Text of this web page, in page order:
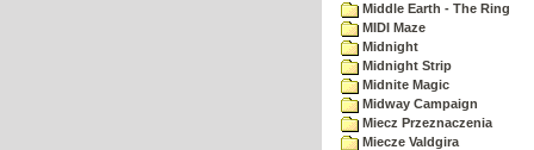
Middle Earth - The Ring
MIDI Maze
Midnight
Midnight Strip
Midnite Magic
Midway Campaign
Miecz Przeznaczenia
Miecze Valdgira